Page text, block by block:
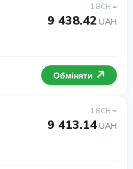
1 BCH =
9 438.42 UAH
Обміняти
1 BCH =
9 413.14UAH